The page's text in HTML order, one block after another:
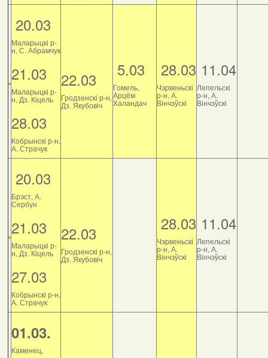
20.03
Маларыцкі р-
н, С. Абрамчук
21.03
Маларыцкі р-
н, Дз. Кіцель
28.03
Кобрынскі р-н,
А. Страчук
22.03
Гродзенскі р-н,
Дз. Якубовіч
5.03
Гомель,
Арцём
Халандач
28.03
Чэрвеньскі
р-н, А.
Вінчэўскі
11.04
Лепельскі
р-н, А.
Вінчэўскі
20.03
Брэст, А.
Сербун
21.03
Маларыцкі р-
н, Дз. Кіцель
27.03
Кобрынскі р-н,
А. Страчук
22.03
Гродзенскі р-н,
Дз. Якубовіч
28.03
Чэрвеньскі
р-н, А.
Вінчэўскі
11.04
Лепельскі
р-н, А.
Вінчэўскі
01.03.
Каменец,